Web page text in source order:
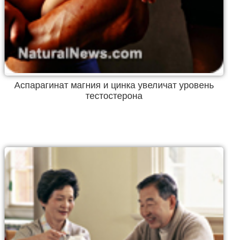
Аспарагинат магния и цинка увеличат уровень
тестостерона